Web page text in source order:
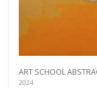
ART SCHOOL
2024